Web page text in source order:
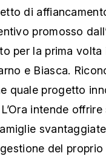
di
promosso
per la prima
e Biasca.
quale progetto
intende
del proprio